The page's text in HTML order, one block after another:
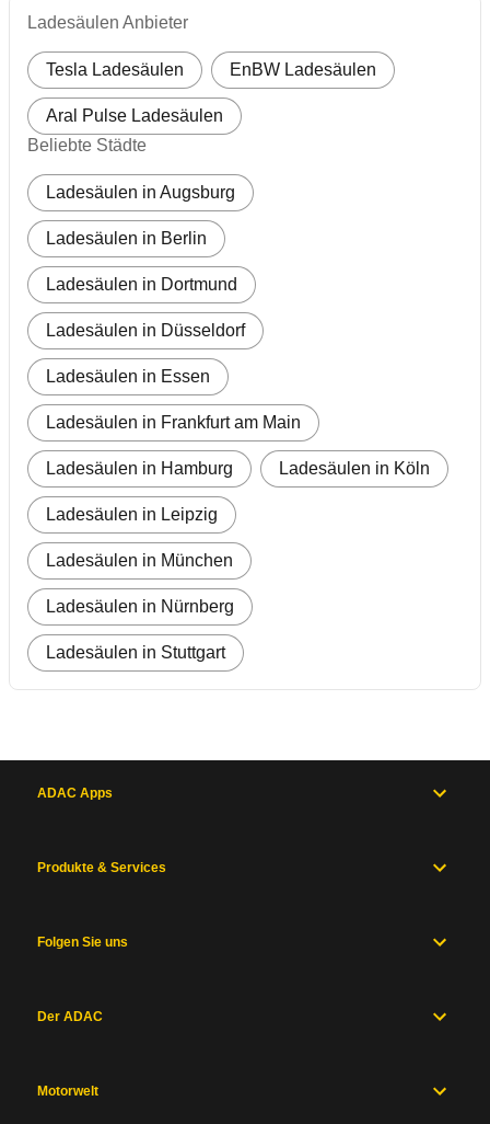
Ladesäulen Anbieter
Tesla Ladesäulen EnBW Ladesäulen
Aral Pulse Ladesäulen
Beliebte Städte
Ladesäulen in Augsburg
Ladesäulen in Berlin
Ladesäulen in Dortmund
Ladesäulen in Düsseldorf
Ladesäulen in Essen
Ladesäulen in Frankfurt am Main
Ladesäulen in Hamburg Ladesäulen in Köln
Ladesäulen in Leipzig
Ladesäulen in München
Ladesäulen in Nürnberg
Ladesäulen in Stuttgart
ADAC Apps
Produkte & Services
Folgen Sie uns
Der ADAC
Motorwelt